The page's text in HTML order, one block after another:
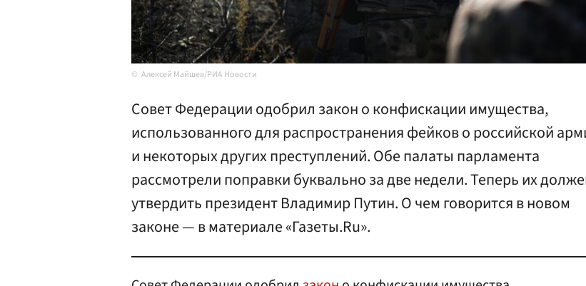
Алексей Майшев/РИА Новости
Совет Федерации одобрил закон о конфискации имущества,
использованного для распространения фейков о российской
и некоторых других преступлений. Обе палаты парламента
рассмотрели поправки буквально за две недели. Теперь их
утвердить президент Владимир Путин. О чем говорится в новом
законе — в материале «Газеты.Ru».